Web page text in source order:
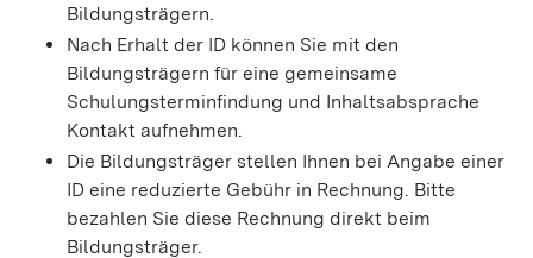
Bildungsträgern.
Nach Erhalt der ID können Sie mit den
Bildungsträgern für eine gemeinsame
Schulungsterminfindung und Inhaltsabsprache
Kontakt aufnehmen.
Die Bildungsträger stellen Ihnen bei Angabe einer
ID eine reduzierte Gebühr in Rechnung. Bitte
bezahlen Sie diese Rechnung direkt beim
Bildungsträger.